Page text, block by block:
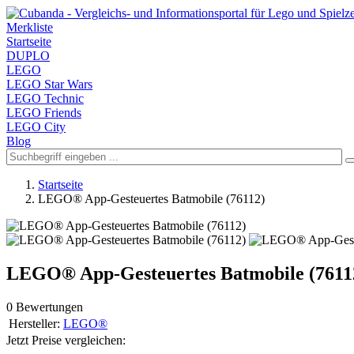
Merkliste
Startseite
DUPLO
LEGO
LEGO Star Wars
LEGO Technic
LEGO Friends
LEGO City
Blog
Startseite
LEGO® App-Gesteuertes Batmobile (76112)
LEGO® App-Gesteuertes Batmobile
0 Bewertungen
Hersteller: LEGO®
Jetzt Preise vergleichen: